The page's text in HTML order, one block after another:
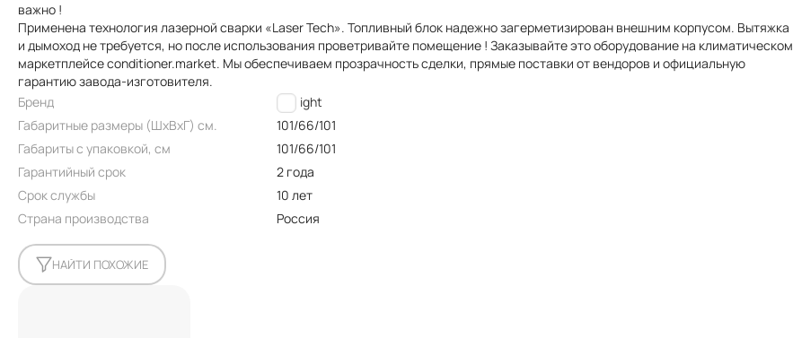
важно !
Применена технология лазерной сварки «Laser Tech». Топливный блок надежно загерметизирован внешним корпусом. Вытяжка
и дымоход не требуется, но после использования проветривайте помещение ! Заказывайте это оборудование на климатическом
маркетплейсе conditioner.market. Мы обеспечиваем прозрачность сделки, прямые поставки от вендоров и официальную
гарантию завода-изготовителя.
Бренд
Firelight
Габаритные размеры (ШxВxГ) см.
101/66/101
Габариты с упаковкой, см
101/66/101
Гарантийный срок
2 года
Срок службы
10 лет
Страна производства
Россия
НАЙТИ ПОХОЖИЕ